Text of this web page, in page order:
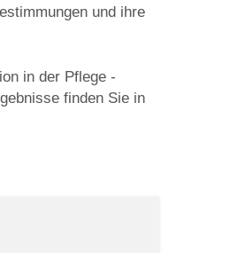
und ihre
in der Pflege -
finden Sie in